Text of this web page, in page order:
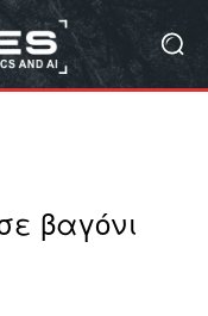
βαγόνι